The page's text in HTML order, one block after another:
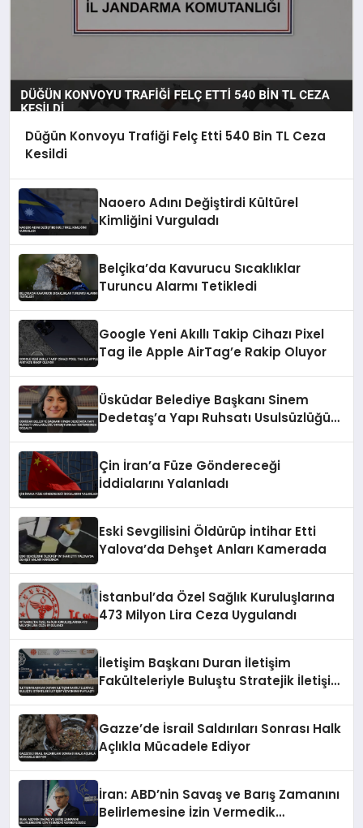
Düğün Konvoyu Trafiği Felç Etti 540 Bin TL Ceza
Kesildi
Naoero Adını Değiştirdi Kültürel
Kimliğini Vurguladı
Belçika’da Kavurucu Sıcaklıklar
Turuncu Alarmı Tetikledi
Google Yeni Akıllı Takip Cihazı Pixel
Tag ile Apple AirTag’e Rakip Oluyor
Üsküdar Belediye Başkanı Sinem
Dedetaş’a Yapı Ruhsatı Usulsüzlüğü
Çin İran’a Füze Göndereceği
İddialarını Yalanladı
Eski Sevgilisini Öldürüp İntihar Etti
Yalova’da Dehşet Anları Kamerada
İstanbul’da Özel Sağlık Kuruluşlarına
473 Milyon Lira Ceza Uygulandı
İletişim Başkanı Duran İletişim
Fakülteleriyle Buluştu Stratejik İletişim
Gazze’de İsrail Saldırıları Sonrası Halk
Açlıkla Mücadele Ediyor
İran: ABD’nin Savaş ve Barış Zamanını
Belirlemesine İzin Vermedik